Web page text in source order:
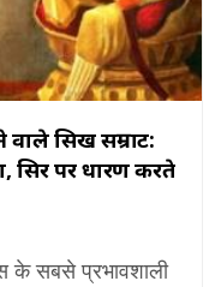
सिख सम्राट:
सिर पर धारण करते
के सबसे प्रभावशाली